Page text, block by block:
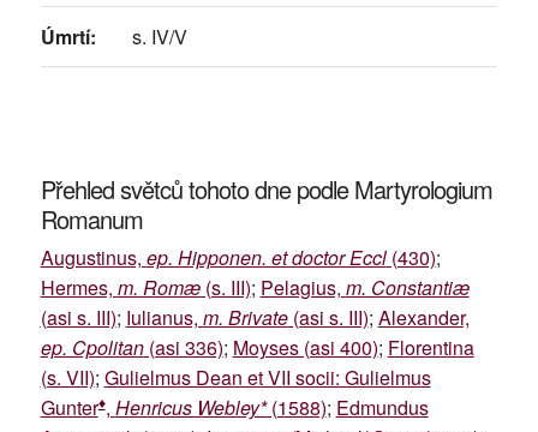
Úmrtí: s. IV/V
Přehled světců tohoto dne podle Martyrologium
Romanum
Augustinus, ep. Hipponen. et doctor Eccl(430);
Hermes, m. Romæ(s. III); Pelagius, m. Constantiæ
(asi s. III); Iulianus, m. Brivate(asi s. III); Alexander,
ep. Cpolitan(asi 336); Moyses (asi 400); Florentina
(s. VII); Gulielmus Dean et VII socii: Gulielmus
Gunter♦, Henricus Webley*(1588); Edmundus